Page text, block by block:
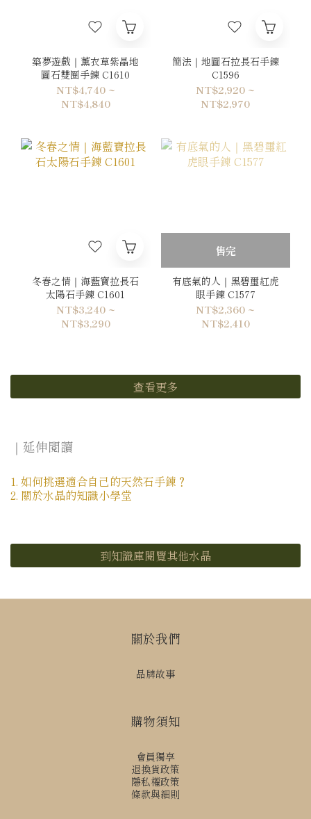
築夢遊戲｜薰衣草紫晶地
圖石雙圈手鍊 C1610
NT$4,740 ~
NT$4,840
簡法｜地圖石拉長石手鍊
C1596
NT$2,920 ~
NT$2,970
冬春之情｜海藍寶拉長石
太陽石手鍊 C1601
NT$3,240 ~
NT$3,290
售完
有底氣的人｜黑碧璽紅虎
眼手鍊 C1577
NT$2,360 ~
NT$2,410
查看更多
｜延伸閱讀
1. 如何挑選適合自己的天然石手鍊？
2. 關於水晶的知識小學堂
到知識庫閱覽其他水晶
關於我們
品牌故事
購物須知
會員獨享
退換貨政策
隱私權政策
條款與細則